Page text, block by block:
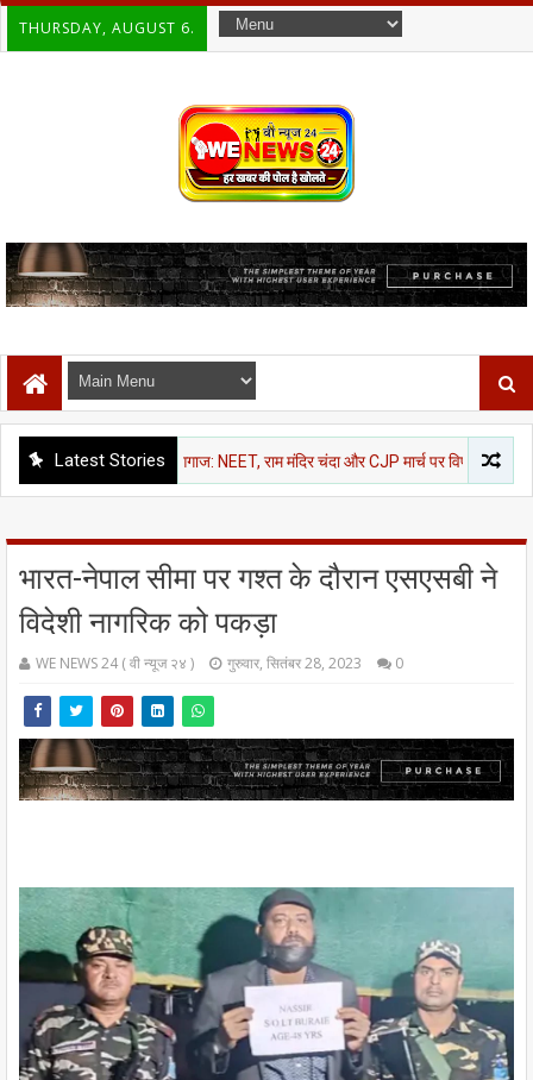
THURSDAY, AUGUST 6.
Latest Stories
का हंगामेदार आगाज: NEET, राम मंदिर चंदा और CJP मार्च पर विपक्ष का शोर, दोनों सदनों में
भारत-नेपाल सीमा पर गश्त के दौरान एसएसबी ने
विदेशी नागरिक को पकड़ा
WE NEWS 24 ( वी न्यूज २४ ) गुरुवार, सितंबर 28, 2023 0